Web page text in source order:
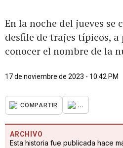
En la noche del jueves
desfile de trajes típicos, a
conocer el nombre de la
17 de noviembre de 2023 - 10:42 PM
COMPARTIR ...
ARCHIVO
Esta historia fue publicada hace